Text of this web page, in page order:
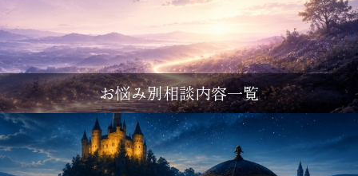
お悩み別相談内容一覧